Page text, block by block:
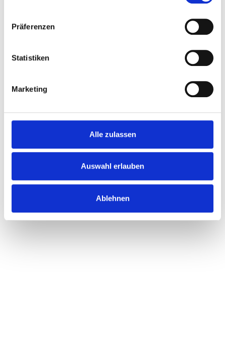
Präferenzen
Statistiken
Marketing
Alle zulassen
Auswahl erlauben
Ablehnen